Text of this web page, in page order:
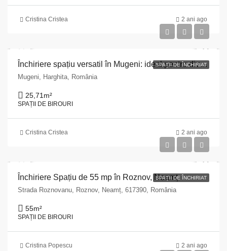
Cristina Cristea 2 ani ago
SPAȚII DE ÎNCHIRIAT
Închiriere spațiu versatil în Mugeni: ideal pentru diverse utilizări
Mugeni, Harghita, România
25,71 m²
SPAȚII DE BIROURI
Cristina Cristea 2 ani ago
SPAȚII DE ÎNCHIRIAT
Închiriere Spațiu de 55 mp în Roznov, Neamț
Strada Roznovanu, Roznov, Neamț, 617390, România
55m²
SPAȚII DE BIROURI
Cristina Popescu 2 ani ago